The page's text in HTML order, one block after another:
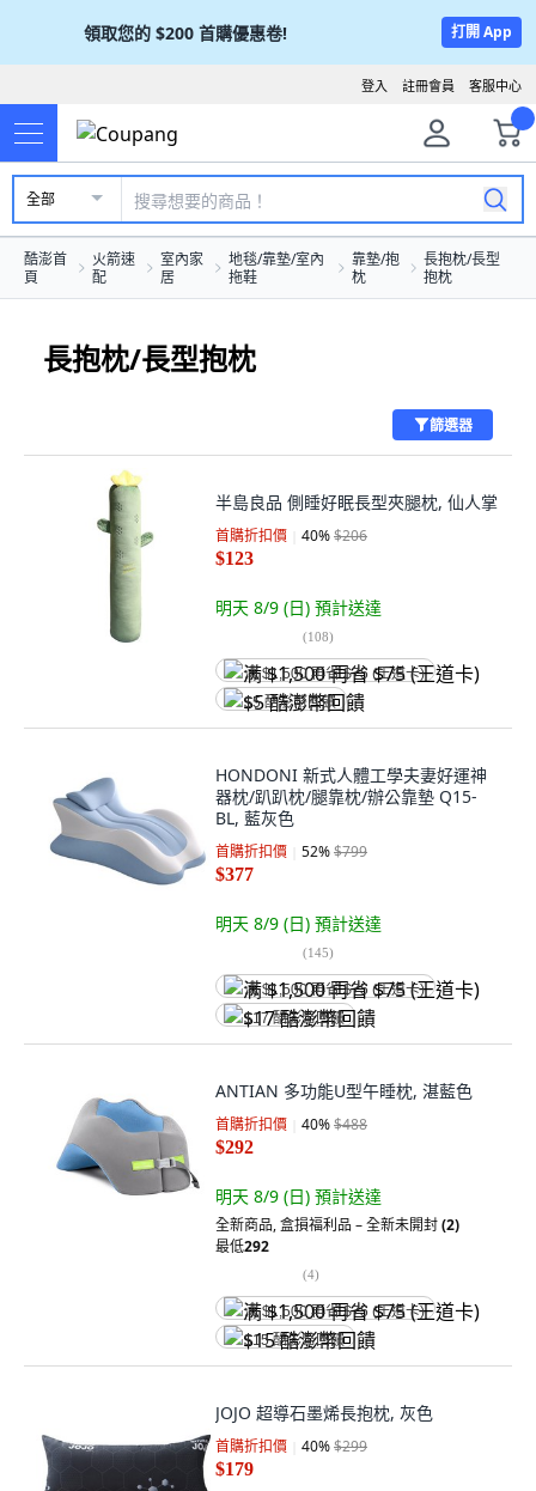
領取您的 $200 首購優惠卷! 打開 App
客服中心
註冊會員
登入
全部
酷澎首
頁
火箭速
配
室內家
居
地毯/靠墊/室內
拖鞋
靠墊/抱
枕
長抱枕/長型
抱枕
長抱枕/長型抱枕
篩選器
半島良品 側睡好眠長型夾腿枕, 仙人掌
首購折扣價 40%$206
$123
明天 8/9 (日) 預計送達
(108)
满 $1,500 再省 $75 (王道卡)
$5 酷澎幣回饋
HONDONI 新式人體工學夫妻好運神
器枕/趴趴枕/腿靠枕/辦公靠墊 Q15-
BL, 藍灰色
首購折扣價 52%$799
$377
明天 8/9 (日) 預計送達
(145)
满 $1,500 再省 $75 (王道卡)
$17 酷澎幣回饋
ANTIAN 多功能U型午睡枕, 湛藍色
首購折扣價 40%$488
$292
明天 8/9 (日) 預計送達
全新商品,盒損福利品 – 全新未開封(2)
最低292
(4)
满 $1,500 再省 $75 (王道卡)
$15 酷澎幣回饋
JOJO 超導石墨烯長抱枕, 灰色
首購折扣價 40%$299
$179